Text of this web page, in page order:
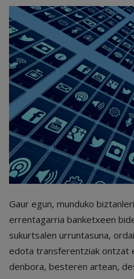
Gaur egun, munduko
errentagarria banketxeen
sukurtsalen urruntasuna,
edota transferentziak ontzat
denbora, besteren artean,